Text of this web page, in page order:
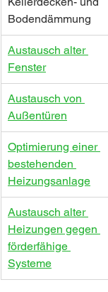
Bodendämmung
Austausch alter
Fenster
Austausch von
Außentüren
Optimierung einer
bestehenden
Heizungsanlage
Austausch alter
Heizungen gegen
förderfähige
Systeme